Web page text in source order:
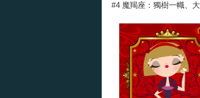
#4 魔羯座：獨樹一幟、